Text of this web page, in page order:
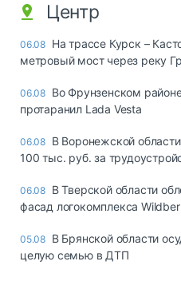
Центр
06.08 На трассе Курск –
метровый мост через реку
06.08 Во Фрунзенском
протаранил Lada Vesta
06.08 В Воронежской
100 тыс. руб. за
06.08 В Тверской области
фасад логокомплекса
05.08 В Брянской области
целую семью в ДТП